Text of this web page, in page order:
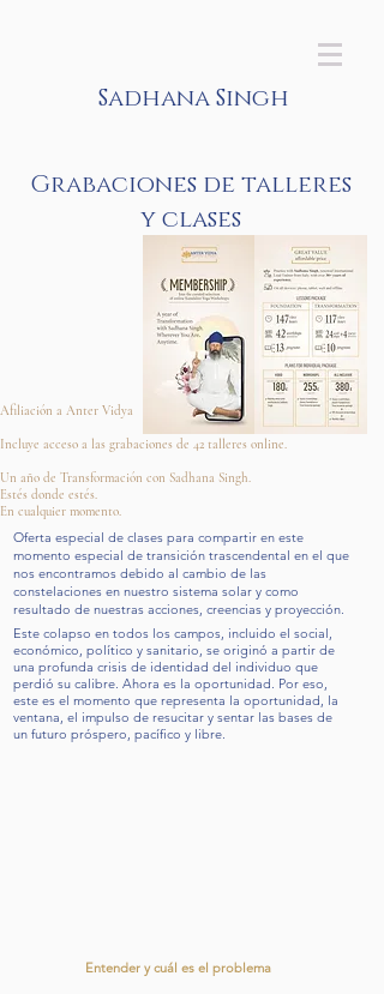
Sadhana Singh
Grabaciones de talleres
y clases
Afiliación a Anter Vidya
Incluye acceso a las grabaciones de 42 talleres online.
Un año de Transformación con Sadhana Singh.
Estés donde estés.
En cualquier momento.
Oferta especial de clases para compartir en este
momento especial de transición trascendental en el que
nos encontramos debido al cambio de las
constelaciones en nuestro sistema solar y como
resultado de nuestras acciones, creencias y proyección.
Este colapso en todos los campos, incluido el social,
económico, político y sanitario, se originó a partir de
una profunda crisis de identidad del individuo que
perdió su calibre. Ahora es la oportunidad. Por eso,
este es el momento que representa la oportunidad, la
ventana, el impulso de resucitar y sentar las bases de
un futuro próspero, pacífico y libre.
Entender y cuál es el problema